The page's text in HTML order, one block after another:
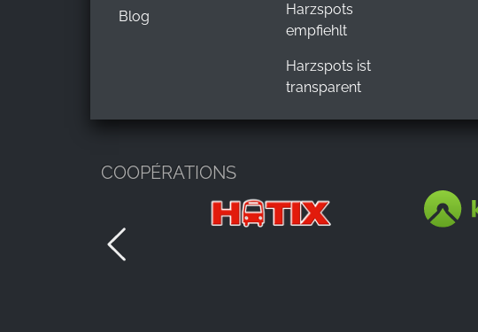
Blog
Harzspots
empfiehlt
Harzspots ist
transparent
COOPÉRATIONS